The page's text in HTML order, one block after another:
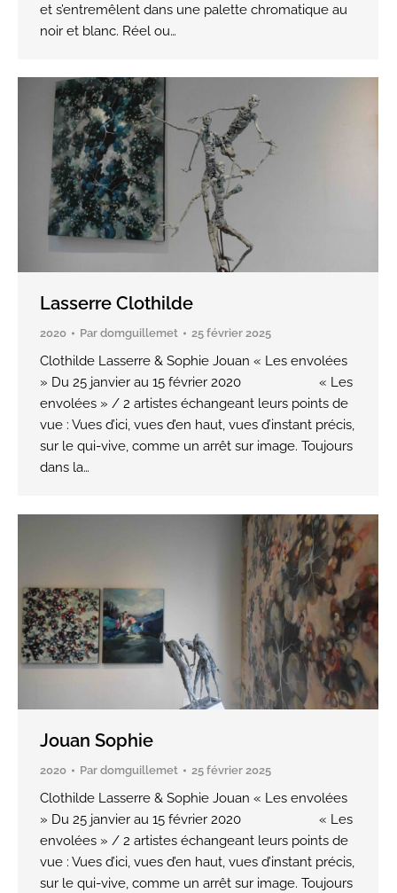
et s’entremêlent dans une palette chromatique au
noir et blanc. Réel ou…
Lasserre Clothilde
2020 Par domguillemet 25 février 2025
Clothilde Lasserre & Sophie Jouan « Les envolées
» Du 25 janvier au 15 février 2020 « Les
envolées » / 2 artistes échangeant leurs points de
vue : Vues d’ici, vues d’en haut, vues d’instant précis,
sur le qui-vive, comme un arrêt sur image. Toujours
dans la…
Jouan Sophie
2020 Par domguillemet 25 février 2025
Clothilde Lasserre & Sophie Jouan « Les envolées
» Du 25 janvier au 15 février 2020 « Les
envolées » / 2 artistes échangeant leurs points de
vue : Vues d’ici, vues d’en haut, vues d’instant précis,
sur le qui-vive, comme un arrêt sur image. Toujours